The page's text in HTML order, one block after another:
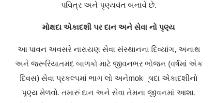
પવિત્ર અને પૃણ્યવંત બનાવે છે.
મોક્ષદા એકાદશી પર દાન અને સેવા નો પૃણ્ય
આ પાવન અવસરે નારાયણ સેવા સંસ્થાનના દિવ્યાંગ, અનાથ
અને જરૂરિયાતમંદ બાળકો માટે જીવનભર ભોજન (વર્ષમાં એક
દિવસ) સેવા પ્રકલ્પમાં ભાગ લો અનેmok્ષદા એકાદશીનો
પૃણ્ય મેળવો. તમારું દાન અને સેવા તેમના જીવનમાં આશા,